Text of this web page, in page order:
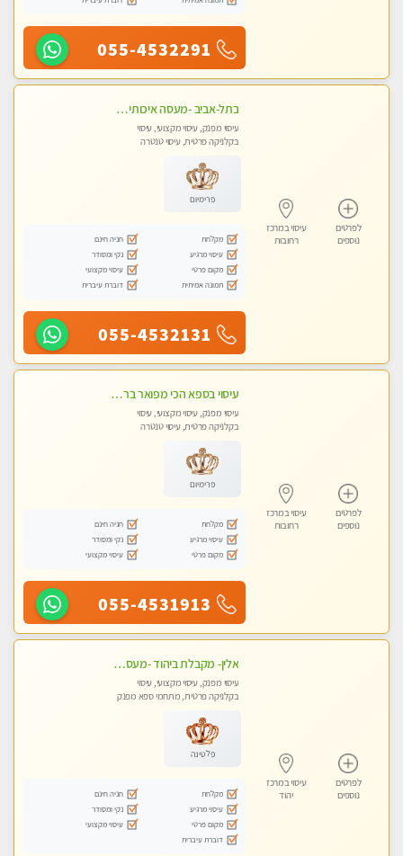
055-4532291
לפרטים
נוספים
עיסוי במרכז
רחובות
בתל-אביב -מעסה איכותית מקצועית ומפנקת מאוד
עיסוי מפנק, עיסוי מקצועי, עיסוי
בקלניקה פרטית, עיסוי טנטרה
פרימיום
מקלחת
חניה חינם
עיסוי מרגיע
נקי ומסודר
מקום פרטי
עיסוי מקצועי
תמונה אמיתית
דוברת עיברית
055-4532131
לפרטים
נוספים
עיסוי במרכז
רחובות
עיסוי בספא הכי מפואר ברחובות והסביבה בהתחייבות
עיסוי מפנק, עיסוי מקצועי, עיסוי
בקלניקה פרטית, עיסוי טנטרה
פרימיום
מקלחת
חניה חינם
עיסוי מרגיע
נקי ומסודר
מקום פרטי
עיסוי מקצועי
055-4531913
לפרטים
נוספים
עיסוי במרכז
יהוד
אלין- מקבלת ביהוד -מעסה פרטית ואיכותית לבד ביהוד . עיסוי מפנק אצלי ביהוד
עיסוי מפנק, עיסוי מקצועי, עיסוי
בקלניקה פרטית, מתחמי ספא מפנק
פלטינה
מקלחת
חניה חינם
עיסוי מרגיע
נקי ומסודר
מקום פרטי
עיסוי מקצועי
דוברת עיברית